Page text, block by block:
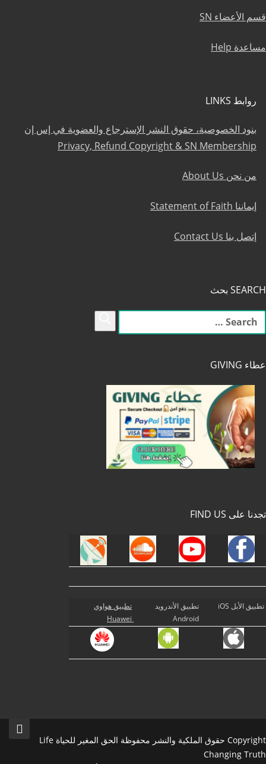
قسم الأعضاء SN
مساعدة Help
روابط LINKS
بنود الخصوصية، حقوق النشر الإسترجاع والعضوية في إس إن
Privacy, Refund Copyright & SN Membership
من نحن About Us
إيماننا Statement of Faith
إتصل بنا Contact Us
SEARCH بحث
البحث
عن:
عطاء GIVING
تجدنا على FIND US
تطبيق الأبل iOS
تطبيق الأندرويد
Android
تطبيق هواوي
Copyright حقوق الملكية والنشر محفوظة الحق المغير للحياة Life
Changing Truth